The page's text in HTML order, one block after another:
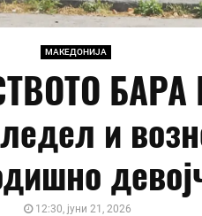
МАКЕДОНИЈА
и
12:30, јуни 21, 2026